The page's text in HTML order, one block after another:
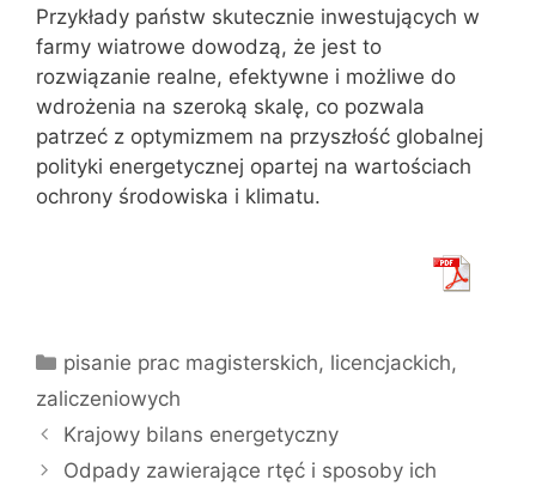
Przykłady państw skutecznie inwestujących w
farmy wiatrowe dowodzą, że jest to
rozwiązanie realne, efektywne i możliwe do
wdrożenia na szeroką skalę, co pozwala
patrzeć z optymizmem na przyszłość globalnej
polityki energetycznej opartej na wartościach
ochrony środowiska i klimatu.
Kategorie
pisanie prac magisterskich, licencjackich,
zaliczeniowych
Krajowy bilans energetyczny
Odpady zawierające rtęć i sposoby ich